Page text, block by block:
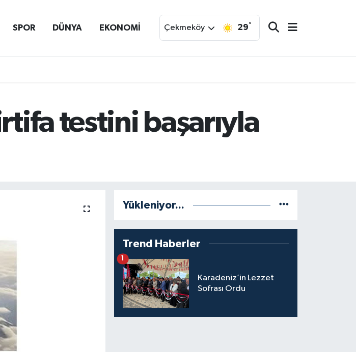
SPOR DÜNYA EKONOMİ Çekmeköy 29°
testini başarıyla
Yükleniyor...
Trend Haberler
Karadeniz’in Lezzet
Sofrası Ordu
1